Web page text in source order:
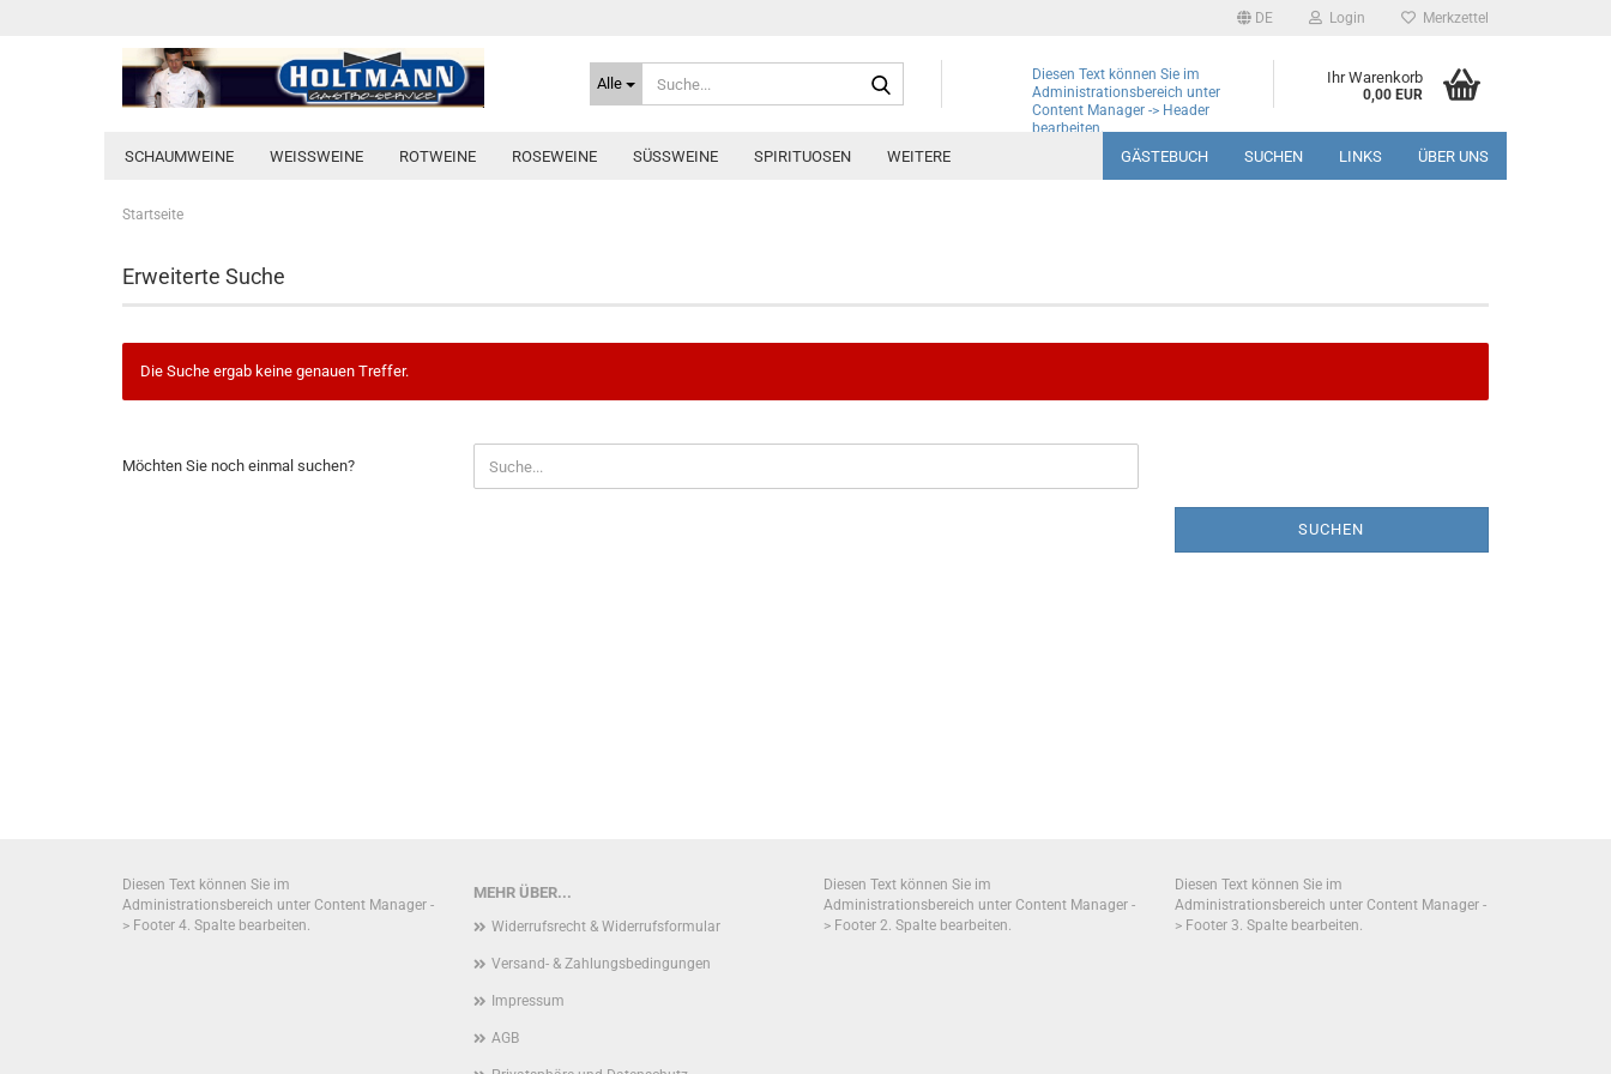
DE Login Merkzettel
Alle
Diesen Text können Sie im
Administrationsbereich unter
Content Manager -> Header
bearbeiten.
Ihr Warenkorb
0,00 EUR
SCHAUMWEINE WEISSWEINE ROTWEINE ROSEWEINE SÜSSWEINE SPIRITUOSEN GÄSTEBUCH SUCHEN LINKS ÜBER UNS
WEITERE
Startseite
Erweiterte Suche
Die Suche ergab keine genauen Treffer.
SIE
Möchten Sie noch einmal suchen?
SUCHEN
MEHR ÜBER...
Widerrufsrecht & Widerrufsformular
Versand- & Zahlungsbedingungen
Impressum
AGB
Diesen Text können Sie im
Administrationsbereich unter Content Manager -
> Footer 2. Spalte bearbeiten.
Diesen Text können Sie im
Administrationsbereich unter Content Manager -
> Footer 3. Spalte bearbeiten.
Diesen Text können Sie im
Administrationsbereich unter Content Manager -
> Footer 4. Spalte bearbeiten.